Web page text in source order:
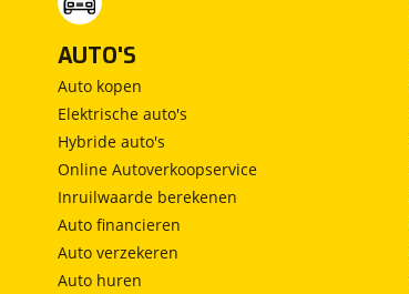
AUTO'S
Auto kopen
Elektrische auto's
Hybride auto's
Online Autoverkoopservice
Inruilwaarde berekenen
Auto financieren
Auto verzekeren
Auto huren